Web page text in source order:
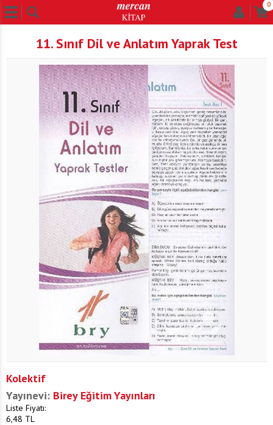
0
11. Sınıf Dil ve Anlatım Yaprak Test
Kolektif
Yayınevi: Birey Eğitim Yayınları
Liste Fiyatı:
6,48 TL